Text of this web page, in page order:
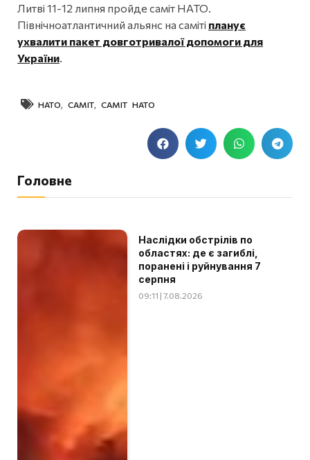
Литві 11-12 липня пройде саміт НАТО.
Північноатлантичний альянс на саміті планує
ухвалити пакет довготривалої допомоги для
України
НАТО САМІТ САМІТ НАТО
Головне
Наслідки обстрілів по
областях: де є загиблі,
поранені і руйнування 7
серпня
09:11 | 7.08.2026